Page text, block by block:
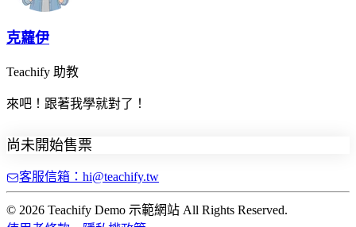
克蘿伊
Teachify 助教
來吧！跟著我學就對了！
尚未開始售票
客服信箱：hi@teachify.tw
© 2026 Teachify Demo 示範網站 All Rights Reserved.